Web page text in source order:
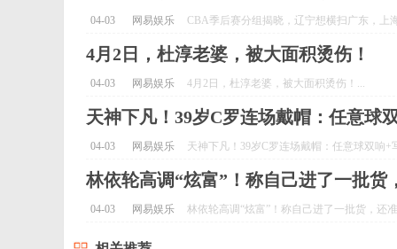
04-03 网易娱乐 CBA季后赛分组揭晓，辽宁想横扫广东，上
4月2日，杜淳老婆，被大面积烫伤！
04-03 网易娱乐 4月2日，杜淳老婆，被大面积烫伤！...
天神下凡！39岁C罗连场戴帽：任意球
04-03 网易娱乐 天神下凡！39岁C罗连场戴帽：任意球双响+
林依轮高调“炫富”！称自己进了一批货
04-03 网易娱乐 林依轮高调“炫富”！称自己进了一批货，还